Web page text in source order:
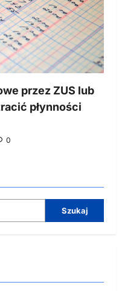
przez ZUS lub
płynności
0
Szukaj